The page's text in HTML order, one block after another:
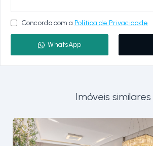
Concordo com a Política de Privacidade
WhatsApp
Imóveis similares